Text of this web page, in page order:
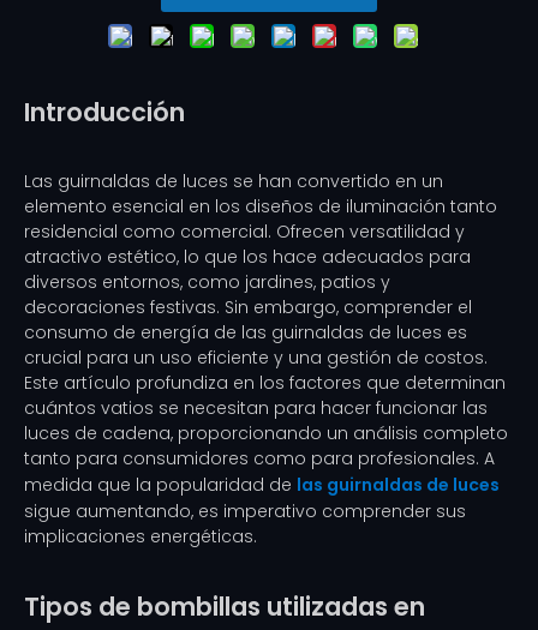
Introducción
Las guirnaldas de luces se han convertido en un
elemento esencial en los diseños de iluminación tanto
residencial como comercial. Ofrecen versatilidad y
atractivo estético, lo que los hace adecuados para
diversos entornos, como jardines, patios y
decoraciones festivas. Sin embargo, comprender el
consumo de energía de las guirnaldas de luces es
crucial para un uso eficiente y una gestión de costos.
Este artículo profundiza en los factores que determinan
cuántos vatios se necesitan para hacer funcionar las
luces de cadena, proporcionando un análisis completo
tanto para consumidores como para profesionales. A
medida que la popularidad de las guirnaldas de luces
sigue aumentando, es imperativo comprender sus
implicaciones energéticas.
Tipos de bombillas utilizadas en